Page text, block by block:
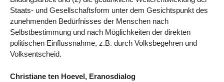
Staats- und Gesellschaftsform unter dem Gesichtspunkt des
zunehmenden Bedürfnisses der Menschen nach
Selbstbestimmung und nach Möglichkeiten der direkten
politischen Einflussnahme, z.B. durch Volksbegehren und
Volksentscheid.
Christiane ten Hoevel, Eranosdialog